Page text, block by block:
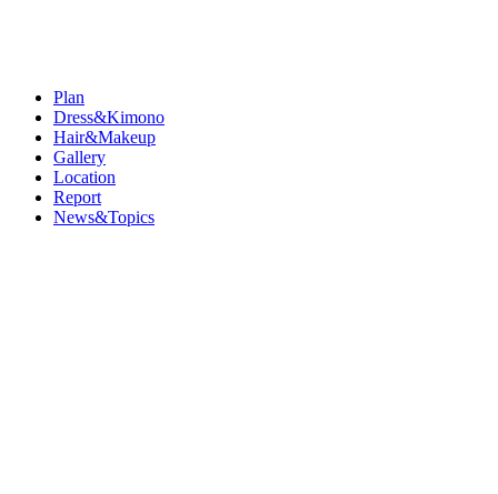
Plan
Dress&Kimono
Hair&Makeup
Gallery
Location
Report
News&Topics